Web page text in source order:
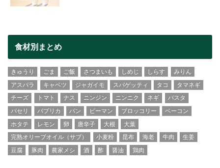
食材別まとめ
きゅうり ごま ご飯 さつまいも しめじ しらす
みりん
アスパラ
キャベツ ジャガイモ スパゲッティ タコ
タマネギ
チーズ
トマト ナス ニンジン ニンニク ネギ
パスタ
パセリ
パプリカ パン ピーマン ブロッコリー
ベーコン
ホタテ
レモン 卵 唐辛子 大根
大葉
完熟オリーブオイル（サブ）
小麦粉 昆布 海老 牛肉
生姜
豆腐
豚肉 農家メシ 酒 酢 醤油 鶏肉